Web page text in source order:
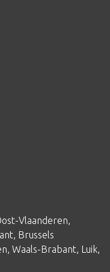
Vlaanderen,
, Brussels
, Waals-Brabant, Luik,